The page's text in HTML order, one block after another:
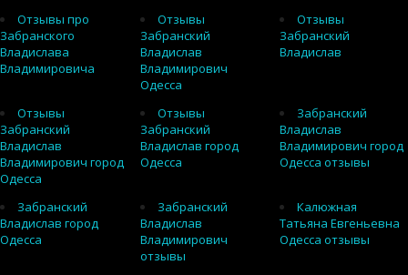
Отзывы про
Забранского
Владислава
Владимировича
Отзывы
Забранский
Владислав
Владимирович
Одесса
Отзывы
Забранский
Владислав
Отзывы
Забранский
Владислав
Владимирович город
Одесса
Отзывы
Забранский
Владислав город
Одесса
Забранский
Владислав
Владимирович город
Одесса отзывы
Забранский
Владислав город
Одесса
Забранский
Владислав
Владимирович
отзывы
Калюжная
Татьяна Евгеньевна
Одесса отзывы